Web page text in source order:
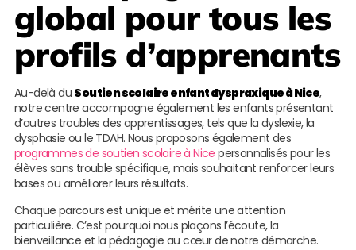
global pour tous les
profils d’apprenants
Au-delà du Soutien scolaire enfant dyspraxique à Nice,
notre centre accompagne également les enfants présentant
d’autres troubles des apprentissages, tels que la dyslexie, la
dysphasie ou le TDAH. Nous proposons également des
programmes de soutien scolaire à Nice personnalisés pour les
élèves sans trouble spécifique, mais souhaitant renforcer leurs
bases ou améliorer leurs résultats.
Chaque parcours est unique et mérite une attention
particulière. C’est pourquoi nous plaçons l’écoute, la
bienveillance et la pédagogie au cœur de notre démarche.